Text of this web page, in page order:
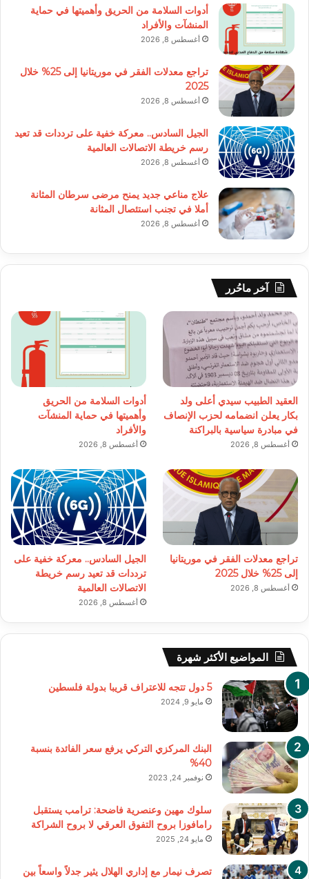
أدوات السلامة من الحريق وأهميتها في حماية
المنشآت والأفراد
أغسطس 8, 2026
تراجع معدلات الفقر في موريتانيا إلى 25% خلال
2025
أغسطس 8, 2026
الجيل السادس.. معركة خفية على ترددات قد تعيد
رسم خريطة الاتصالات العالمية
أغسطس 8, 2026
علاج مناعي جديد يمنح مرضى سرطان المثانة
أملا في تجنب استئصال المثانة
أغسطس 8, 2026
آخر ماحُرر
العقيد الطبيب سيدي أعلى ولد
بكار يعلن انضمامه لحزب الإنصاف
في مبادرة سياسية بالبراكنة
أغسطس 8, 2026
أدوات السلامة من الحريق
وأهميتها في حماية المنشآت
والأفراد
أغسطس 8, 2026
تراجع معدلات الفقر في موريتانيا
إلى 25% خلال 2025
أغسطس 8, 2026
الجيل السادس.. معركة خفية على
ترددات قد تعيد رسم خريطة
الاتصالات العالمية
أغسطس 8, 2026
المواضيع الأكثر شهرة
5 دول تتجه للاعتراف قريبا بدولة فلسطين
مايو 9, 2024
البنك المركزي التركي يرفع سعر الفائدة بنسبة
40%
نوفمبر 24, 2023
سلوك مهين وعنصرية فاضحة: ترامب يستقبل
رامافوزا بروح التفوق العرقي لا بروح الشراكة
مايو 24, 2025
تصرف نيمار مع إداري الهلال يثير جدلاً واسعاً بين